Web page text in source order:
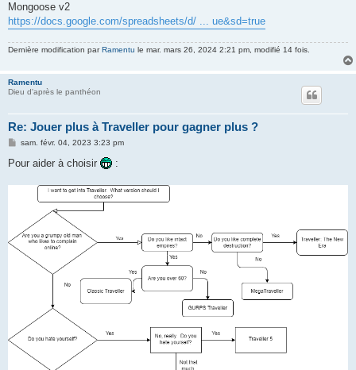
Mongoose v2
https://docs.google.com/spreadsheets/d/ ... ue&sd=true
Dernière modification parRamentu le mar. mars 26, 2024 2:21 pm, modifié 14 fois.
Ramentu
Dieu d'après le panthéon
Re: Jouer plus à Traveller pour gagner plus ?
M
s
sam. févr. 04, 2023 3:23 pm
Pour aider à choisir :